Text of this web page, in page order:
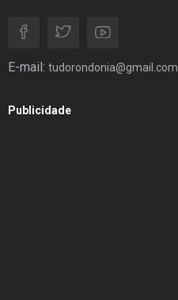
E-mail: tudorondonia@gmail.com
Publicidade